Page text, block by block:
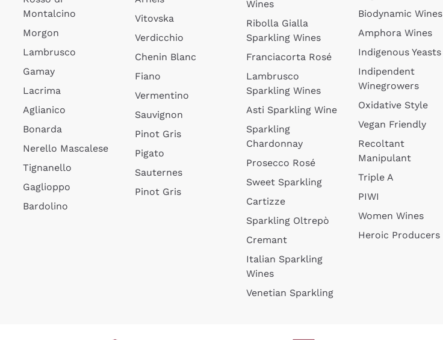
Montalcino
Morgon
Lambrusco
Gamay
Lacrima
Aglianico
Bonarda
Nerello Mascalese
Tignanello
Gaglioppo
Bardolino
Vitovska
Verdicchio
Chenin Blanc
Fiano
Vermentino
Sauvignon
Pinot Gris
Pigato
Sauternes
Pinot Gris
Wines
Ribolla Gialla
Sparkling Wines
Franciacorta Rosé
Lambrusco
Sparkling Wines
Asti Sparkling Wine
Sparkling
Chardonnay
Prosecco Rosé
Sweet Sparkling
Cartizze
Sparkling Oltrepò
Cremant
Italian Sparkling
Wines
Venetian Sparkling
Biodynamic Wines
Amphora Wines
Indigenous Yeasts
Indipendent
Winegrowers
Oxidative Style
Vegan Friendly
Recoltant
Manipulant
Triple A
PIWI
Women Wines
Heroic Producers